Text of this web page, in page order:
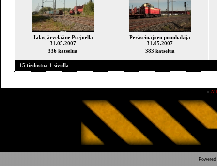
Jalasjärvelääne Peejoella
31.05.2007
336 katselua
Peräseinäjoen puunhakija
31.05.2007
383 katselua
15 tiedostoa 1 sivulla
»